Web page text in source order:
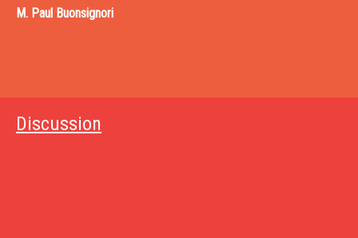
M. Paul Buonsignori
Discussion